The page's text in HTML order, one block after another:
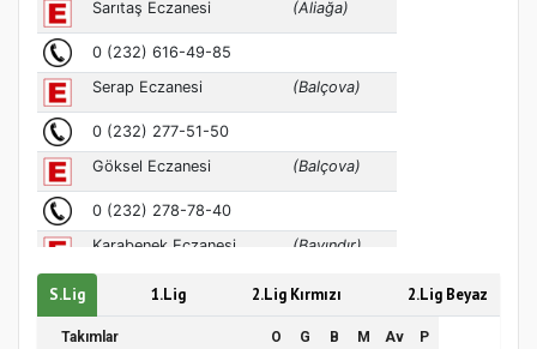
MÜFTÜ ABULSELAM ÖZDERE’YE ZİYARET
S.Lig 1.Lig 2.Lig Kırmızı 2.Lig Beyaz
Takımlar O G B M Av P